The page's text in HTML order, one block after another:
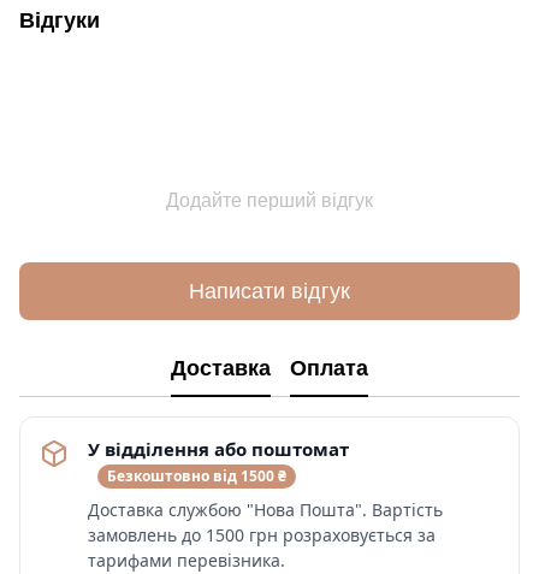
Відгуки
Додайте перший відгук
Написати відгук
Доставка Оплата
У відділення або поштомат
Безкоштовно від 1500 ₴
Доставка службою "Нова Пошта". Вартість
замовлень до 1500 грн розраховується за
тарифами перевізника.